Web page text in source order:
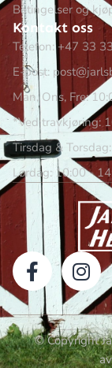
Betingelser og
Kontakt oss
Telefon: +47 33
E-post:
Man, Ons, Fre:
*Ved travkjøring:
Tirsdag &
Lørdag: 10:00 -
© Copyright